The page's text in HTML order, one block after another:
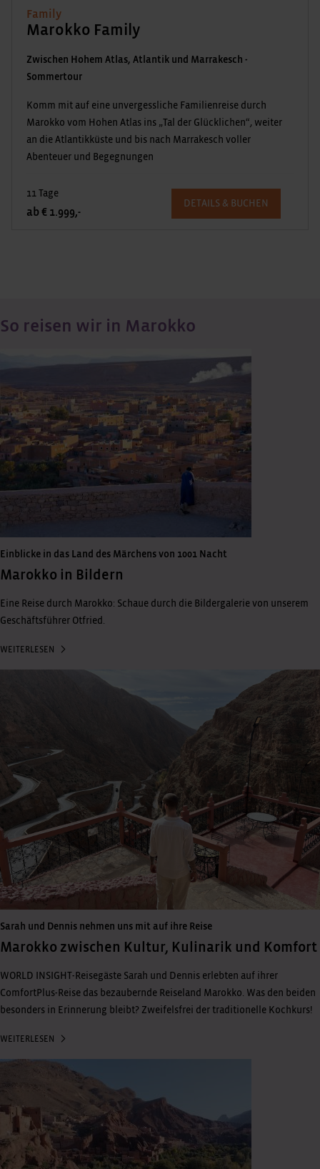
Family
Marokko Family
Zwischen Hohem Atlas, Atlantik und Marrakesch -
Sommertour
Komm mit auf eine unvergessliche Familienreise durch
Marokko vom Hohen Atlas ins „Tal der Glücklichen“, weiter
an die Atlantikküste und bis nach Marrakesch voller
Abenteuer und Begegnungen
11 Tage
ab € 1.999,-
DETAILS & BUCHEN
So reisen wir in Marokko
Einblicke in das Land des Märchens von 1001 Nacht
Marokko in Bildern
Eine Reise durch Marokko: Schaue durch die Bildergalerie von unserem
Geschäftsführer Otfried.
WEITERLESEN
Sarah und Dennis nehmen uns mit auf ihre Reise
Marokko zwischen Kultur, Kulinarik und Komfort
WORLD INSIGHT-Reisegäste Sarah und Dennis erlebten auf ihrer
ComfortPlus-Reise das bezaubernde Reiseland Marokko. Was den beiden
besonders in Erinnerung bleibt? Zweifelsfrei der traditionelle Kochkurs!
WEITERLESEN